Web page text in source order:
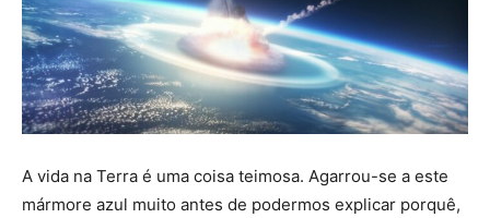
A vida na Terra é uma coisa teimosa. Agarrou-se a este
mármore azul muito antes de podermos explicar porquê,